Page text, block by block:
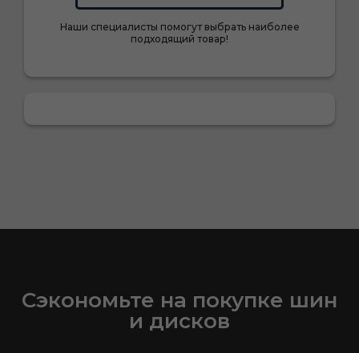
Наши специалисты помогут выбрать наиболее
подходящий товар!
Сэкономьте на покупке шин
и дисков